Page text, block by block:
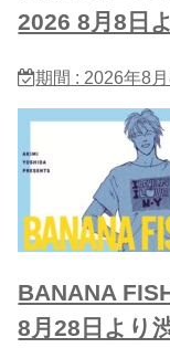
2026 8月8日
期間 : 2026年8
BANANA
8月28日より